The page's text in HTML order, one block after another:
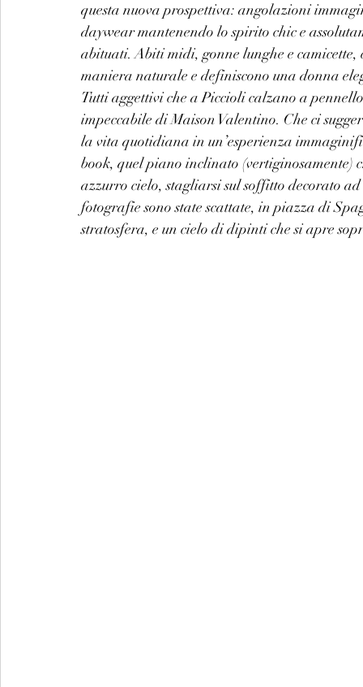
questa nuova prospettiva: angolazioni
daywear mantenendo lo spirito chic e
abituati. Abiti midi, gonne lunghe e camicette,
maniera naturale e definiscono una donna
Tutti aggettivi che a Piccioli calzano a
impeccabile di Maison Valentino. Che ci
la vita quotidiana in un’esperienza
book, quel piano inclinato
azzurro cielo, stagliarsi sul soffitto decorato
fotografie sono state scattate, in piazza di
stratosfera, e un cielo di dipinti che si apre